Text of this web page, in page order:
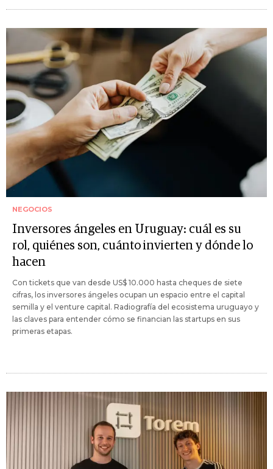
NEGOCIOS
Inversores ángeles en Uruguay: cuál es su
rol, quiénes son, cuánto invierten y dónde lo
hacen
Con tickets que van desde US$ 10.000 hasta cheques de siete
cifras, los inversores ángeles ocupan un espacio entre el capital
semilla y el venture capital. Radiografía del ecosistema uruguayo y
las claves para entender cómo se financian las startups en sus
primeras etapas.